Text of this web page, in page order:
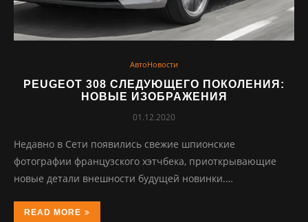
АвтоНовости
PEUGEOT 308 СЛЕДУЮЩЕГО ПОКОЛЕНИЯ:
НОВЫЕ ИЗОБРАЖЕНИЯ
01.12.2020
Недавно в Сети появились свежие шпионские
фотографии французского хэтчбека, приоткрывающие
новые детали внешности будущей новинки.…
READ MORE